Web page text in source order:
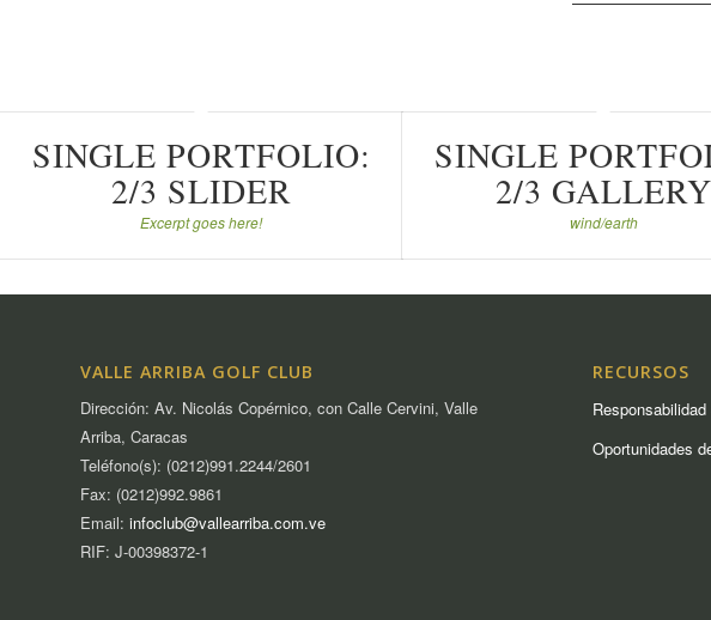
SINGLE PORTFOLIO:
2/3 SLIDER
Excerpt goes here!
SINGLE
2/3 GALLERY
wind/earth
VALLE ARRIBA GOLF CLUB
Dirección: Av. Nicolás Copérnico, con Calle Cervini, Valle
Arriba, Caracas
Teléfono(s): (0212)991.2244/2601
Fax: (0212)992.9861
Email: infoclub@vallearriba.com.ve
RIF: J-00398372-1
RECURSOS
Oportunidades